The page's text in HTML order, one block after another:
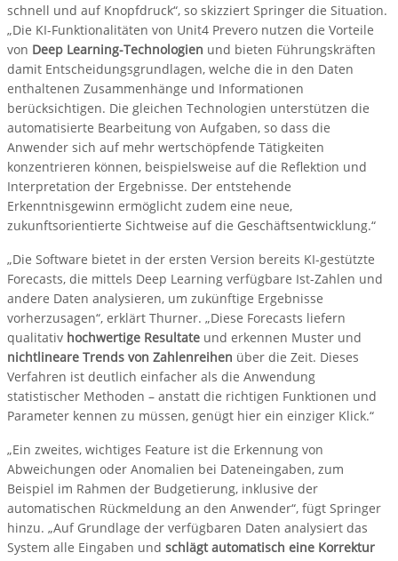
schnell und auf Knopfdruck“, so skizziert Springer die Situation.
„Die KI-Funktionalitäten von Unit4 Prevero nutzen die Vorteile
von Deep Learning-Technologien und bieten Führungskräften
damit Entscheidungsgrundlagen, welche die in den Daten
enthaltenen Zusammenhänge und Informationen
berücksichtigen. Die gleichen Technologien unterstützen die
automatisierte Bearbeitung von Aufgaben, so dass die
Anwender sich auf mehr wertschöpfende Tätigkeiten
konzentrieren können, beispielsweise auf die Reflektion und
Interpretation der Ergebnisse. Der entstehende
Erkenntnisgewinn ermöglicht zudem eine neue,
zukunftsorientierte Sichtweise auf die Geschäftsentwicklung.“
„Die Software bietet in der ersten Version bereits KI-gestützte
Forecasts, die mittels Deep Learning verfügbare Ist-Zahlen und
andere Daten analysieren, um zukünftige Ergebnisse
vorherzusagen“, erklärt Thurner. „Diese Forecasts liefern
qualitativ hochwertige Resultate und erkennen Muster und
nichtlineare Trends von Zahlenreihen über die Zeit. Dieses
Verfahren ist deutlich einfacher als die Anwendung
statistischer Methoden – anstatt die richtigen Funktionen und
Parameter kennen zu müssen, genügt hier ein einziger Klick.“
„Ein zweites, wichtiges Feature ist die Erkennung von
Abweichungen oder Anomalien bei Dateneingaben, zum
Beispiel im Rahmen der Budgetierung, inklusive der
automatischen Rückmeldung an den Anwender“, fügt Springer
hinzu. „Auf Grundlage der verfügbaren Daten analysiert das
System alle Eingaben und schlägt automatisch eine Korrektur